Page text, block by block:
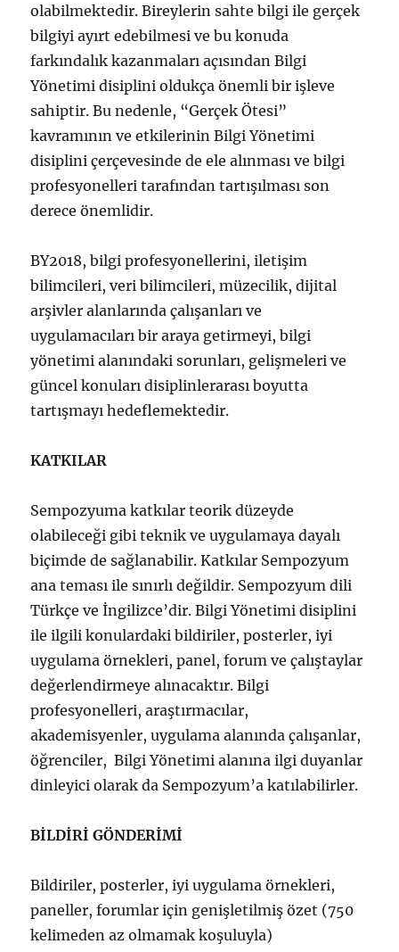
olabilmektedir. Bireylerin sahte bilgi ile gerçek
bilgiyi ayırt edebilmesi ve bu konuda
farkındalık kazanmaları açısından Bilgi
Yönetimi disiplini oldukça önemli bir işleve
sahiptir. Bu nedenle, “Gerçek Ötesi”
kavramının ve etkilerinin Bilgi Yönetimi
disiplini çerçevesinde de ele alınması ve bilgi
profesyonelleri tarafından tartışılması son
derece önemlidir.
BY2018, bilgi profesyonellerini, iletişim
bilimcileri, veri bilimcileri, müzecilik, dijital
arşivler alanlarında çalışanları ve
uygulamacıları bir araya getirmeyi, bilgi
yönetimi alanındaki sorunları, gelişmeleri ve
güncel konuları disiplinlerarası boyutta
tartışmayı hedeflemektedir.
KATKILAR
Sempozyuma katkılar teorik düzeyde
olabileceği gibi teknik ve uygulamaya dayalı
biçimde de sağlanabilir. Katkılar Sempozyum
ana teması ile sınırlı değildir. Sempozyum dili
Türkçe ve İngilizce’dir. Bilgi Yönetimi disiplini
ile ilgili konulardaki bildiriler, posterler, iyi
uygulama örnekleri, panel, forum ve çalıştaylar
değerlendirmeye alınacaktır. Bilgi
profesyonelleri, araştırmacılar,
akademisyenler, uygulama alanında çalışanlar,
öğrenciler, Bilgi Yönetimi alanına ilgi duyanlar
dinleyici olarak da Sempozyum’a katılabilirler.
BİLDİRİ GÖNDERİMİ
Bildiriler, posterler, iyi uygulama örnekleri,
paneller, forumlar için genişletilmiş özet (750
kelimeden az olmamak koşuluyla)